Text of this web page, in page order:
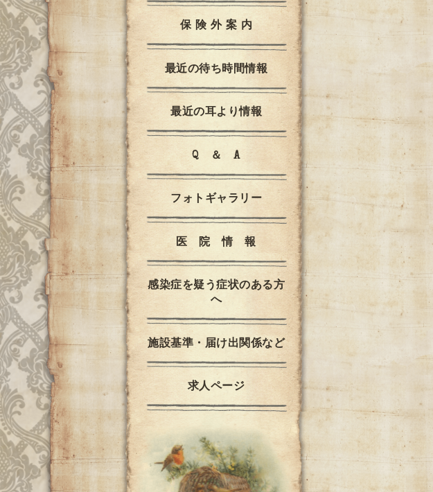
保 険 外 案 内
最近の待ち時間情報
最近の耳より情報
Q ＆ A
フォトギャラリー
医 院 情 報
感染症を疑う症状のある方
へ
施設基準・届け出関係など
求人ページ